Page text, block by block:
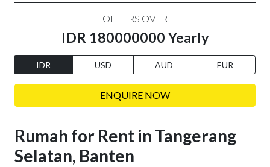
OFFERS OVER
IDR 180000000 Yearly
IDR USD AUD EUR
ENQUIRE NOW
Rumah for Rent in Tangerang
Selatan, Banten